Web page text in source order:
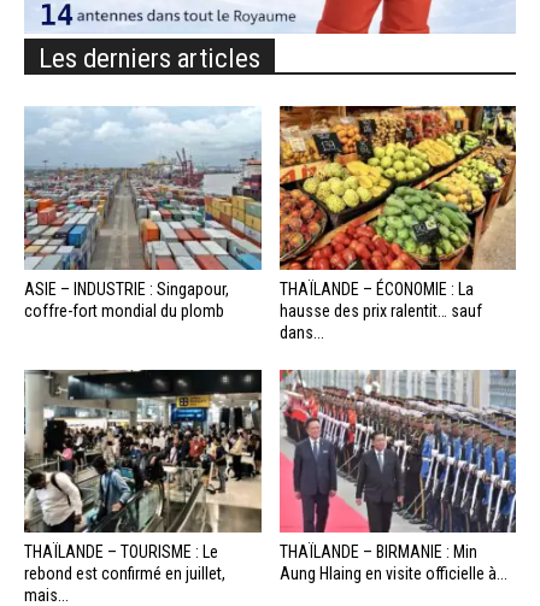
Les derniers articles
ASIE – INDUSTRIE : Singapour,
coffre-fort mondial du plomb
THAÏLANDE – ÉCONOMIE : La
hausse des prix ralentit… sauf
dans...
THAÏLANDE – TOURISME : Le
rebond est confirmé en juillet,
mais...
THAÏLANDE – BIRMANIE : Min
Aung Hlaing en visite officielle à...